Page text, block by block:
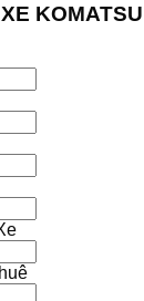
KOMATSU